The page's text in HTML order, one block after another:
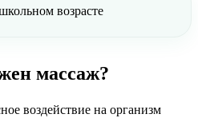
возрасте
массаж?
воздействие на организм